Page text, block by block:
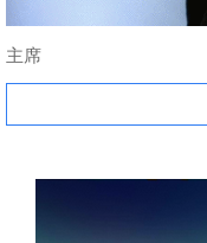
主席
Search